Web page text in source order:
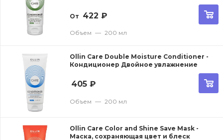
От 422 ₽
Объем — 200 мл
Ollin Care Double Moisture Conditioner -
Кондиционер Двойное увлажнение
405 ₽
Объем — 200 мл
Ollin Care Color and Shine Save Mask -
Маска, сохраняющая цвет и блеск